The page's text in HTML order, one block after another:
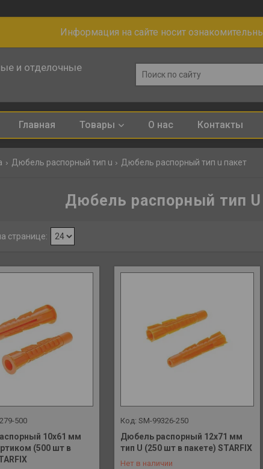
Информация на сайте носит
и отделочные
Главная Товары О нас Контакты
Дюбель распорный тип u Дюбель распорный тип u пакет
Дюбель распорный тип U
500
10х61 мм
(500 шт в
41-90
SM-99326-250
Дюбель распорный 12х71 мм
тип U (250 шт в пакете) STARFIX
Нет в наличии